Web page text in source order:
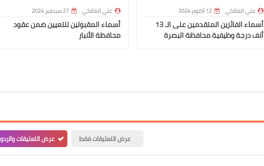
علي المالكي 12 أكتوبر 2024
أسماء الفائزين المتقدمين على الـ 13
ألف درجة وظيفية محافظة البصرة
علي المالكي 27 سبتمبر 2024
أسماء المقبولين للتعيين ضمن عقود
محافظة الأنبار
عرض التعليقات فقط عرض التعليقات